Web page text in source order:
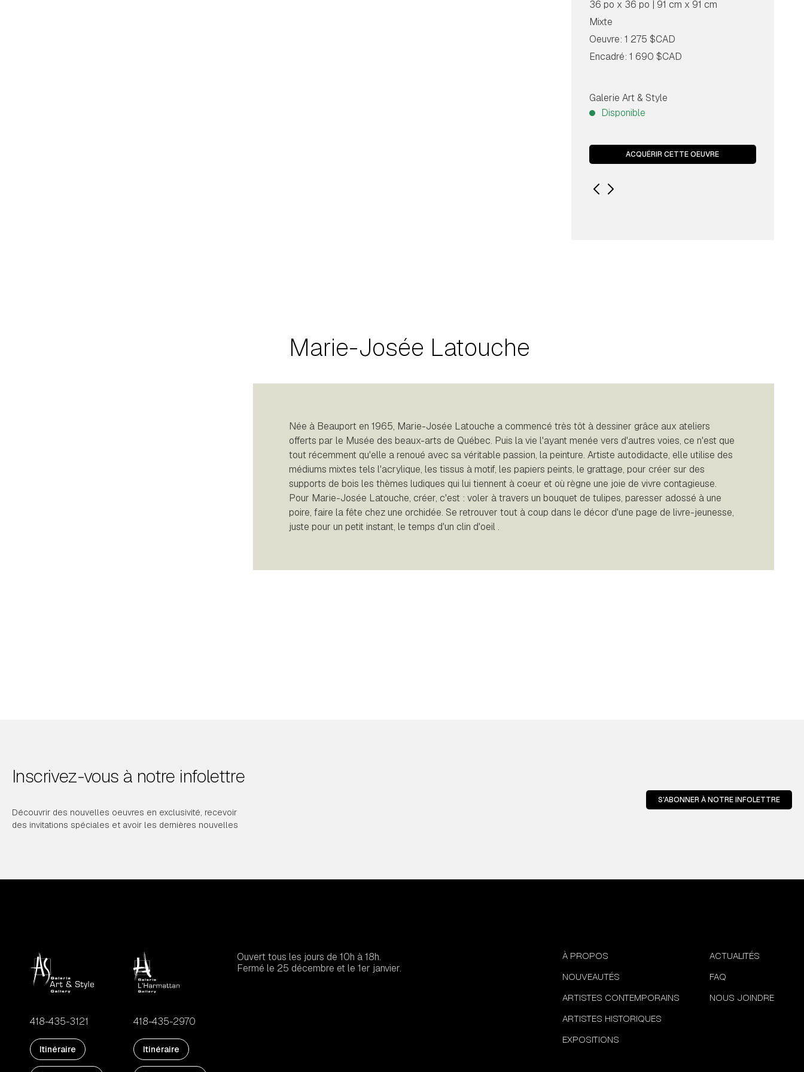
36 po x 36 po | 91 cm x 91 cm
Mixte
Oeuvre: 1 275 $CAD
Encadré: 1 690 $CAD
Galerie Art & Style
Disponible
ACQUÉRIR CETTE OEUVRE
Marie-Josée Latouche
Née à Beauport en 1965, Marie-Josée Latouche a commencé très tôt à dessiner grâce aux ateliers
offerts par le Musée des beaux-arts de Québec. Puis la vie l'ayant menée vers d'autres voies, ce n'est que
tout récemment qu'elle a renoué avec sa véritable passion, la peinture. Artiste autodidacte, elle utilise des
médiums mixtes tels l'acrylique, les tissus à motif, les papiers peints, le grattage, pour créer sur des
supports de bois les thèmes ludiques qui lui tiennent à coeur et où règne une joie de vivre contagieuse.
Pour Marie-Josée Latouche, créer, c'est : voler à travers un bouquet de tulipes, paresser adossé à une
poire, faire la fête chez une orchidée. Se retrouver tout à coup dans le décor d'une page de livre-jeunesse,
juste pour un petit instant, le temps d'un clin d'oeil .
Inscrivez-vous à notre infolettre
Découvrir des nouvelles oeuvres en exclusivité, recevoir
des invitations spéciales et avoir les dernières nouvelles
S'ABONNER À NOTRE INFOLETTRE
418-435-3121
Itinéraire
418-435-2970
Itinéraire
Ouvert tous les jours de 10h à 18h.
Fermé le 25 décembre et le 1er janvier.
À PROPOS
NOUVEAUTÉS
ARTISTES CONTEMPORAINS
ARTISTES HISTORIQUES
EXPOSITIONS
ACTUALITÉS
FAQ
NOUS JOINDRE